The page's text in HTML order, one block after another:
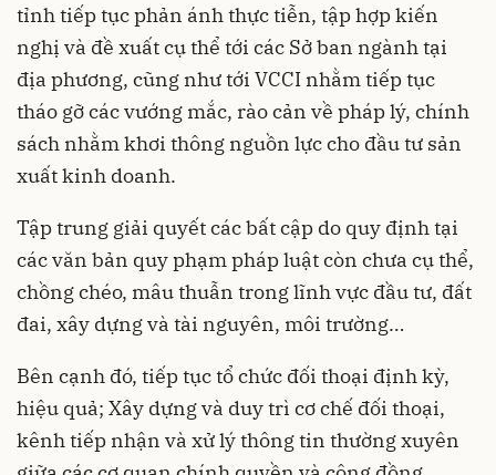
tỉnh tiếp tục phản ánh thực tiễn, tập hợp kiến
nghị và đề xuất cụ thể tới các Sở ban ngành tại
địa phương, cũng như tới VCCI nhằm tiếp tục
tháo gỡ các vướng mắc, rào cản về pháp lý, chính
sách nhằm khơi thông nguồn lực cho đầu tư sản
xuất kinh doanh.
Tập trung giải quyết các bất cập do quy định tại
các văn bản quy phạm pháp luật còn chưa cụ thể,
chồng chéo, mâu thuẫn trong lĩnh vực đầu tư, đất
đai, xây dựng và tài nguyên, môi trường…
Bên cạnh đó, tiếp tục tổ chức đối thoại định kỳ,
hiệu quả; Xây dựng và duy trì cơ chế đối thoại,
kênh tiếp nhận và xử lý thông tin thường xuyên